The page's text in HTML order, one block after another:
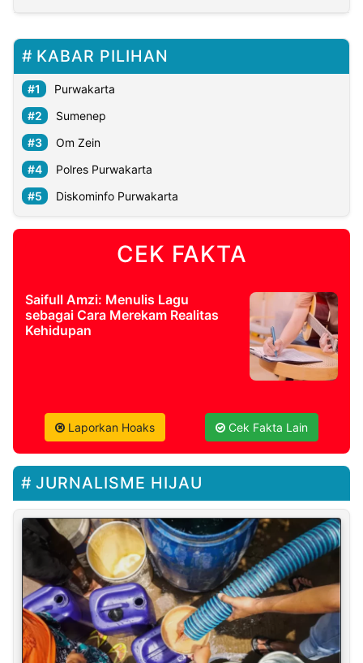
KABAR PILIHAN
Purwakarta
Sumenep
Om Zein
Polres Purwakarta
Diskominfo Purwakarta
CEK FAKTA
Saifull Amzi: Menulis Lagu
sebagai Cara Merekam Realitas
Kehidupan
Laporkan Hoaks Cek Fakta Lain
JURNALISME HIJAU